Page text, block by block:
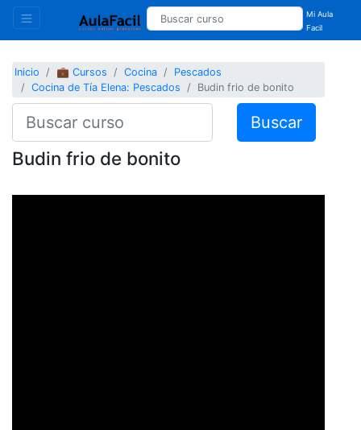
Mi Aula
Facil
Inicio 💼 Cursos Cocina
Pescados
Cocina de Tía Elena: Pescados
Budin frio de bonito
Buscar
Budin frio de bonito